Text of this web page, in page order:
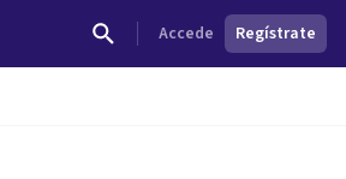
Accede Regístrate